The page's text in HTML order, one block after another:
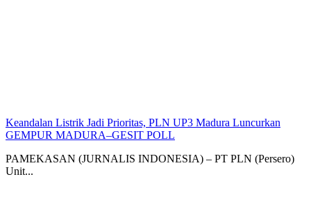
Keandalan Listrik Jadi Prioritas, PLN UP3 Madura Luncurkan
GEMPUR MADURA–GESIT POLL
PAMEKASAN (JURNALIS INDONESIA) – PT PLN (Persero)
Unit...